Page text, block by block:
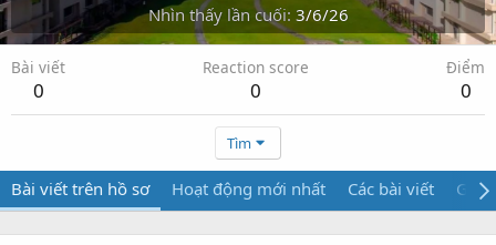
Nhìn thấy lần cuối 3/6/26
Bài viết
0
Reaction score
0
Điểm
0
Tìm
Bài viết trên hồ sơ Hoạt động mới nhất Các bài viết Giới